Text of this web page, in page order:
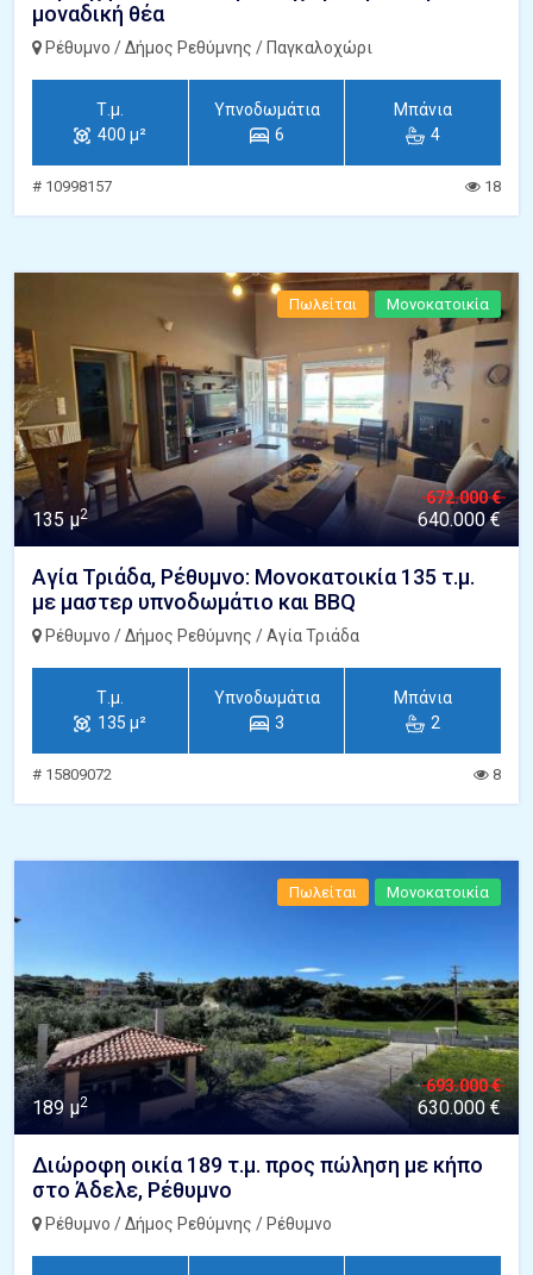
μοναδική θέα
Ρέθυμνο / Δήμος Ρεθύμνης / Παγκαλοχώρι
Τ.μ.
400 μ²
Υπνοδωμάτια
6
Μπάνια
4
# 10998157 18
Πωλείται Μονοκατοικία
135 μ2
672.000 €
640.000 €
Αγία Τριάδα, Ρέθυμνο: Μονοκατοικία 135 τ.μ.
με μαστερ υπνοδωμάτιο και BBQ
Ρέθυμνο / Δήμος Ρεθύμνης / Αγία Τριάδα
Τ.μ.
135 μ²
Υπνοδωμάτια
3
Μπάνια
2
# 15809072 8
Πωλείται Μονοκατοικία
189 μ2
693.000 €
630.000 €
Διώροφη οικία 189 τ.μ. προς πώληση με κήπο
στο Άδελε, Ρέθυμνο
Ρέθυμνο / Δήμος Ρεθύμνης / Ρέθυμνο